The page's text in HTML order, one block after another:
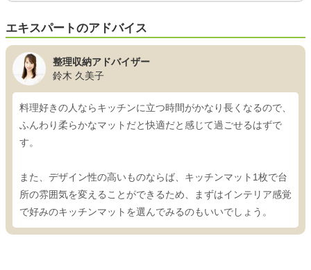
エキスパートのアドバイス
整理収納アドバイザー
鈴木 久美子
料理好きの人ならキッチンに立つ時間がかなり長くなるので、
ふんわり柔らかなマットだと快適だと感じて過ごせるはずで
す。
また、デザイン性の高いものならば、キッチンマット1枚で台
所の雰囲気を変えることができるため、まずはインテリア感覚
で好みのキッチンマットを選んでみるのもいいでしょう。